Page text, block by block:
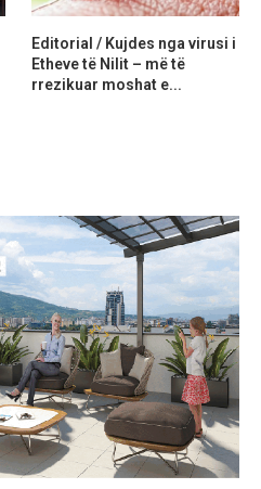
Editorial / Kujdes nga virusi i
Etheve të Nilit – më të
rrezikuar moshat e...